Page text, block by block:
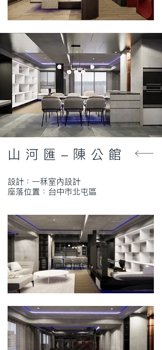
山 河 匯 - 陳 公 館
​​設計：一秝室內設計
座落位置：台中市北屯區